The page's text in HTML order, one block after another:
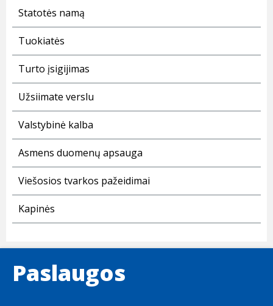
Statotės namą
Tuokiatės
Turto įsigijimas
Užsiimate verslu
Valstybinė kalba
Asmens duomenų apsauga
Viešosios tvarkos pažeidimai
Kapinės
Paslaugos